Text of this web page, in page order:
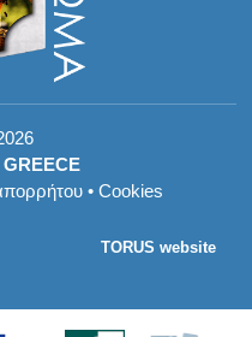
• Cookies
TORUS website